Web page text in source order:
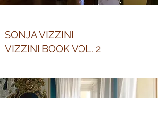
SONJA VIZZINI
VIZZINI BOOK VOL. 2